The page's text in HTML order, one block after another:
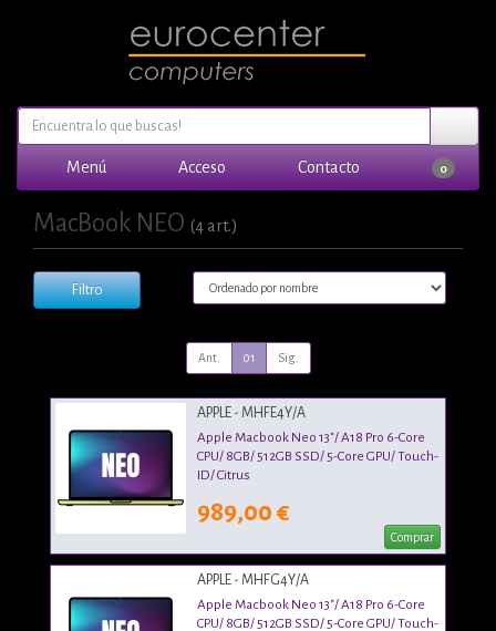
Menú Acceso Contacto 0
MacBook NEO (4 art.)
Filtro
Ant. 01 Sig.
APPLE - MHFE4Y/A
Apple Macbook Neo 13"/ A18 Pro 6-Core
CPU/ 8GB/ 512GB SSD/ 5-Core GPU/ Touch-
ID/ Citrus
989,00 €
Comprar
APPLE - MHFG4Y/A
Apple Macbook Neo 13"/ A18 Pro 6-Core
CPU/ 8GB/ 512GB SSD/ 5-Core GPU/ Touch-